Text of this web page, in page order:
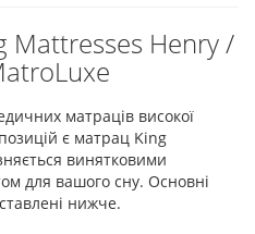
Mattresses Henry /
матраців високої
є матрац King
винятковими
для вашого сну. Основні
нижче.